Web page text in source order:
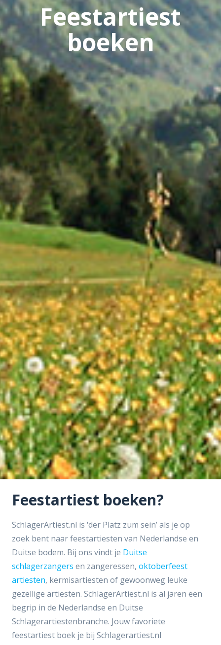
Feestartiest
boeken
Feestartiest boeken?
SchlagerArtiest.nl is ‘der Platz zum sein’ als je op
zoek bent naar feestartiesten van Nederlandse en
Duitse bodem. Bij ons vindt je Duitse
schlagerzangers en zangeressen, oktoberfeest
artiesten, kermisartiesten of gewoonweg leuke
gezellige artiesten. SchlagerArtiest.nl is al jaren een
begrip in de Nederlandse en Duitse
Schlagerartiestenbranche. Jouw favoriete
feestartiest boek je bij Schlagerartiest.nl